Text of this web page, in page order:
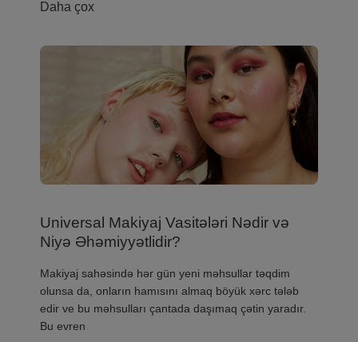
Daha çox
Universal Makiyaj Vasitələri Nədir və
Niyə Əhəmiyyətlidir?
Makiyaj sahəsində hər gün yeni məhsullar təqdim
olunsa da, onların hamısını almaq böyük xərc tələb
edir ve bu məhsulları çantada daşımaq çətin yaradır.
Bu evren